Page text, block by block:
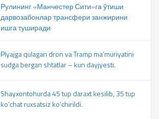
Рулининг «Манчестер Сити»га ўтиши
дарвозабонлар трансфери занжирини
ишга туширади
Plyajga qulagan dron va Tramp ma’muriyatini
sudga bergan shtatlar – kun dayjyesti.
Shayxontohurda 45 tup daraxt kesilib, 35 tup
ko‘chat ruxsatsiz ko‘chirildi.